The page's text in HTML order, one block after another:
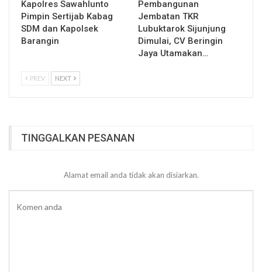
Kapolres Sawahlunto
Pimpin Sertijab Kabag
SDM dan Kapolsek
Barangin
Pembangunan
Jembatan TKR
Lubuktarok Sijunjung
Dimulai, CV Beringin
Jaya Utamakan…
PREV NEXT
TINGGALKAN PESANAN
Alamat email anda tidak akan disiarkan.